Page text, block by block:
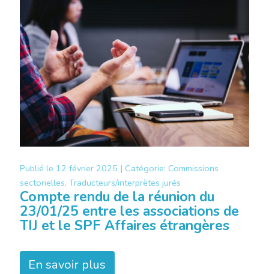
Publié le 12 février 2025 | Catégorie: Commissions
sectorielles, Traducteurs/interprètes jurés
Compte rendu de la réunion du
23/01/25 entre les associations de
TIJ et le SPF Affaires étrangères
En savoir plus